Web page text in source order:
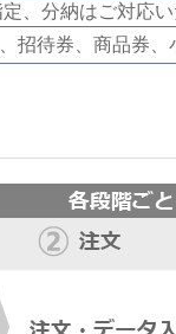
定、分納はご対応
招待券、商品券